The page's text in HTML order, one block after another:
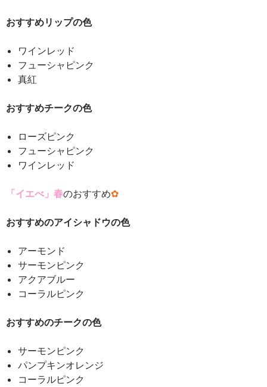
おすすめリップの色
ワインレッド
フューシャピンク
真紅
おすすめチークの色
ローズピンク
フューシャピンク
ワインレッド
「イエべ」春のおすすめ✿
おすすめのアイシャドウの色
アーモンド
サーモンピンク
アクアブルー
コーラルピンク
おすすめのチークの色
サーモンピンク
パンプキンオレンジ
コーラルピンク